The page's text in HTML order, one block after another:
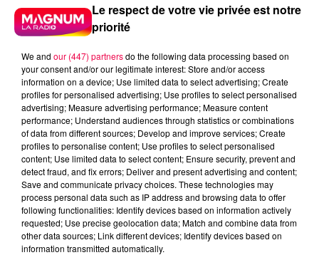
podcasts/2025/09/12h-1-2.mp3
Le respect de votre vie privée est notre
priorité
We and our (447) partnersdo the following data processing based on
your consent and/or our legitimate interest: Store and/or access
information on a device; Use limited data to select advertising; Create
profiles for personalised advertising; Use profiles to select personalised
advertising; Measure advertising performance; Measure content
performance; Understand audiences through statistics or combinations
of data from different sources; Develop and improve services; Create
profiles to personalise content; Use profiles to select personalised
content; Use limited data to select content; Ensure security, prevent and
detect fraud, and fix errors; Deliver and present advertising and content;
Save and communicate privacy choices. These technologies may
process personal data such as IP address and browsing data to offer
following functionalities: Identify devices based on information actively
requested; Use precise geolocation data; Match and combine data from
other data sources; Link different devices; Identify devices based on
information transmitted automatically.